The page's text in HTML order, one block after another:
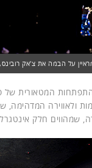
על הבמה את צ'אק
המטאורית של
ולאווירה
שמהווים חלק